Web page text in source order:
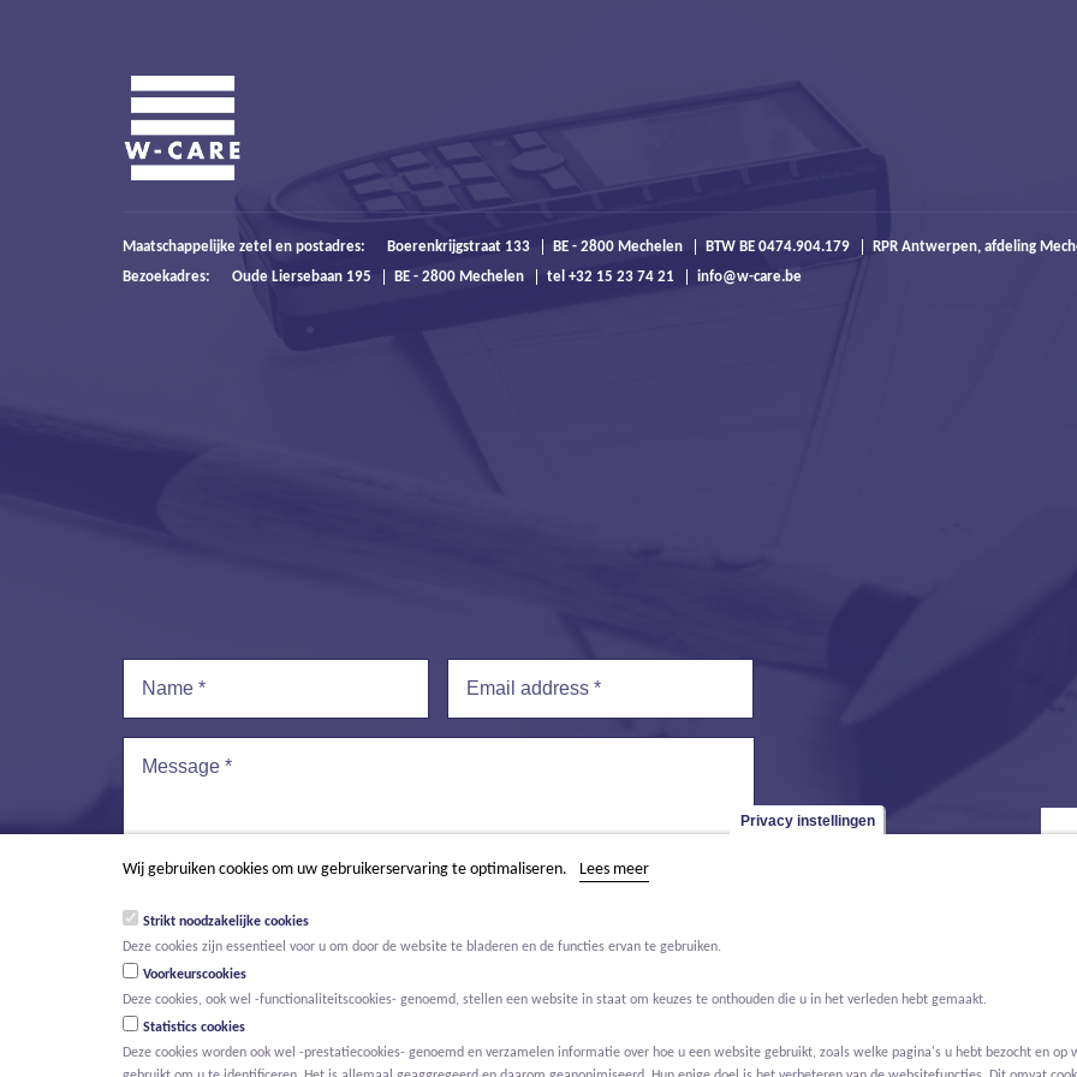
Maatschappelijke zetel en postadres: Boerenkrijgstraat 133 BE - 2800 Mechelen BTW BE 0474.904.179
RPR Antwerpen, afdeling
Bezoekadres:
Oude Liersebaan 195 BE - 2800 Mechelen tel +32 15 23 74 21 info@w-care.be
Privacy instellingen
Wij gebruiken cookies om uw gebruikerservaring te optimaliseren. Lees meer
Strikt noodzakelijke cookies
Deze cookies zijn essentieel voor u om door de website te bladeren en de functies ervan te gebruiken.
Voorkeurscookies
Deze cookies, ook wel -functionaliteitscookies- genoemd, stellen een website in staat om keuzes te onthouden die u in het verleden hebt gemaakt.
Statistics cookies
Deze cookies worden ook wel -prestatiecookies- genoemd en verzamelen informatie over hoe u een website gebruikt, zoals welke pagina's u hebt bezocht en